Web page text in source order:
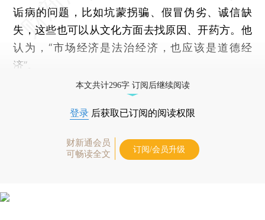
诟病的问题，比如坑蒙拐骗、假冒伪劣、诚信缺
失，这些也可以从文化方面去找原因、开药方。他
认为，“市场经济是法治经济，也应该是道德经
济”。
本文共计296字 订阅后继续阅读
登录 后获取已订阅的阅读权限
财新通会员
可畅读全文
订阅/会员升级